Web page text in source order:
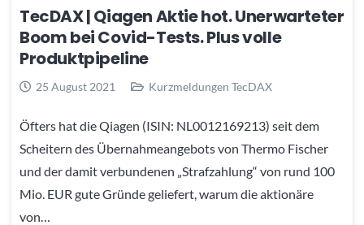
TecDAX | Qiagen Aktie hot. Unerwarteter
Boom bei Covid-Tests. Plus volle
Produktpipeline
25 August 2021 Kurzmeldungen TecDAX
Öfters hat die Qiagen (ISIN: NL0012169213) seit dem
Scheitern des Übernahmeangebots von Thermo Fischer
und der damit verbundenen „Strafzahlung“ von rund 100
Mio. EUR gute Gründe geliefert, warum die aktionäre
von…